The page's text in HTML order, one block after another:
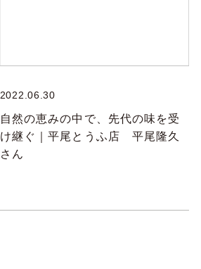
2022.06.30
自然の恵みの中で、先代の味を受
け継ぐ｜平尾とうふ店 平尾隆久
さん